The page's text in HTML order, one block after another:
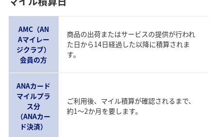
AMC（AN
Aマイレー
ジクラブ）
会員の方
商品の出荷またはサービスの提供が行われ
た日から14日経過した以降に積算されま
す。
ANAカード
マイルプラ
ス分
（ANAカー
ド決済）
ご利用後、マイル積算が確認されるまで、
約1～2か月を要します。